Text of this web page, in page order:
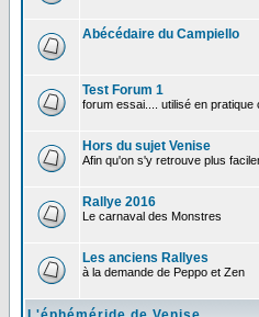
Abécédaire du Campiello
Test Forum 1
forum essai.... utilisé en
Hors du sujet Venise
Afin qu'on s'y retrouve plus
Rallye 2016
Le carnaval des Monstres
Les anciens Rallyes
à la demande de Peppo et Zen